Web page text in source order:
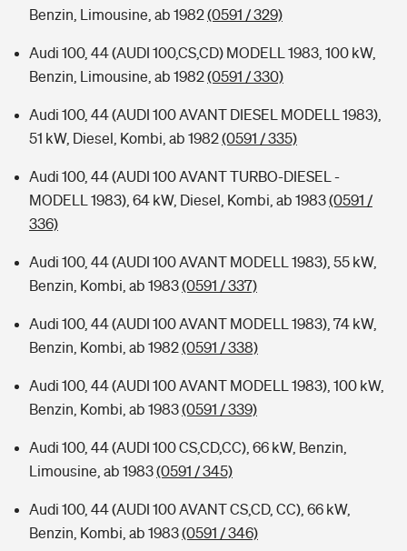
Benzin, Limousine, ab 1982(0591 / 329)
Audi 100, 44 (AUDI 100,CS,CD) MODELL 1983, 100 kW,
Benzin, Limousine, ab 1982(0591 / 330)
Audi 100, 44 (AUDI 100 AVANT DIESEL MODELL 1983),
51 kW, Diesel, Kombi, ab 1982(0591 / 335)
Audi 100, 44 (AUDI 100 AVANT TURBO-DIESEL -
MODELL 1983), 64 kW, Diesel, Kombi, ab 1983(0591 /
336)
Audi 100, 44 (AUDI 100 AVANT MODELL 1983), 55 kW,
Benzin, Kombi, ab 1983(0591 / 337)
Audi 100, 44 (AUDI 100 AVANT MODELL 1983), 74 kW,
Benzin, Kombi, ab 1982(0591 / 338)
Audi 100, 44 (AUDI 100 AVANT MODELL 1983), 100 kW,
Benzin, Kombi, ab 1983(0591 / 339)
Audi 100, 44 (AUDI 100 CS,CD,CC), 66 kW, Benzin,
Limousine, ab 1983(0591 / 345)
Audi 100, 44 (AUDI 100 AVANT CS,CD, CC), 66 kW,
Benzin, Kombi, ab 1983(0591 / 346)